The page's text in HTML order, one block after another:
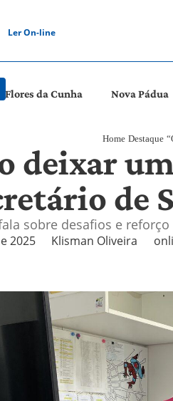
Ler On-line
Flores da Cunha Nova Pádua
Home Destaque
deixar
de
sobre desafios e
2025 Klisman Oliveira